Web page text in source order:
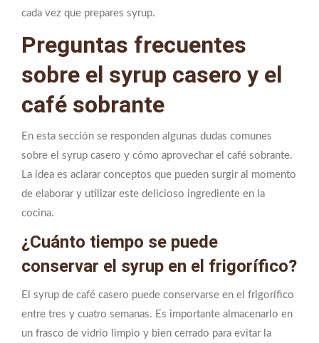
cada vez que prepares syrup.
Preguntas frecuentes
sobre el syrup casero y el
café sobrante
En esta sección se responden algunas dudas comunes
sobre el syrup casero y cómo aprovechar el café sobrante.
La idea es aclarar conceptos que pueden surgir al momento
de elaborar y utilizar este delicioso ingrediente en la
cocina.
¿Cuánto tiempo se puede
conservar el syrup en el frigorífico?
El syrup de café casero puede conservarse en el frigorífico
entre tres y cuatro semanas. Es importante almacenarlo en
un frasco de vidrio limpio y bien cerrado para evitar la